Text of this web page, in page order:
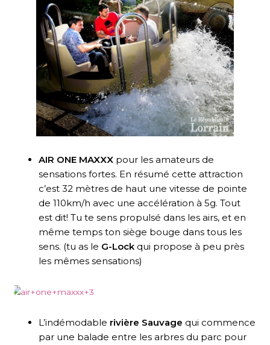
AIR ONE MAXXX pour les amateurs de
sensations fortes. En résumé cette attraction
c’est 32 mètres de haut une vitesse de pointe
de 110km/h avec une accélération à 5g. Tout
est dit! Tu te sens propulsé dans les airs, et en
même temps ton siège bouge dans tous les
sens. (tu as le G-Lock qui propose à peu près
les mêmes sensations)
L’indémodable rivière Sauvage qui commence
par une balade entre les arbres du parc pour